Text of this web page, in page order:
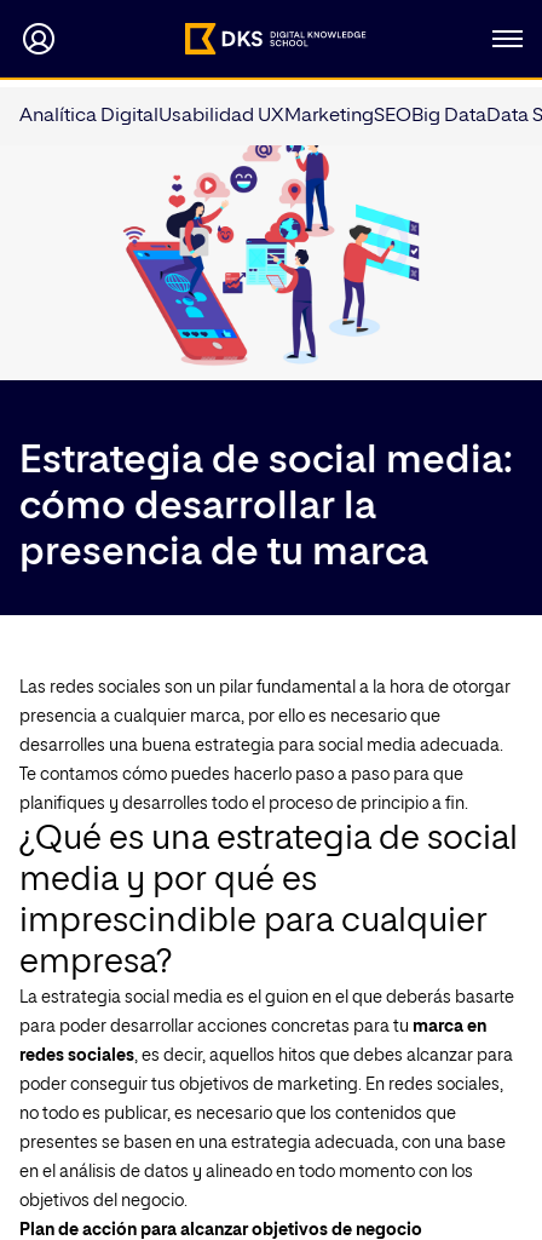
Analítica Digital Usabilidad UXMarketingSEOBig DataData
Estrategia de social media:
cómo desarrollar la
presencia de tu marca
Las redes sociales son un pilar fundamental a la hora de otorgar
presencia a cualquier marca, por ello es necesario que
desarrolles una buena estrategia para social media adecuada.
Te contamos cómo puedes hacerlo paso a paso para que
planifiques y desarrolles todo el proceso de principio a fin.
¿Qué es una estrategia de social
media y por qué es
imprescindible para cualquier
empresa?
La estrategia social media es el guion en el que deberás basarte
para poder desarrollar acciones concretas para tu marca en
redes sociales, es decir, aquellos hitos que debes alcanzar para
poder conseguir tus objetivos de marketing. En redes sociales,
no todo es publicar, es necesario que los contenidos que
presentes se basen en una estrategia adecuada, con una base
en el análisis de datos y alineado en todo momento con los
objetivos del negocio.
Plan de acción para alcanzar objetivos de negocio